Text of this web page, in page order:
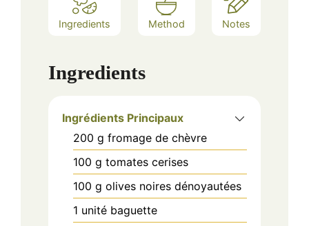
Ingredients Method Notes
Ingredients
Ingrédients Principaux
200 g fromage de chèvre
100 g tomates cerises
100 g olives noires dénoyautées
1 unité baguette